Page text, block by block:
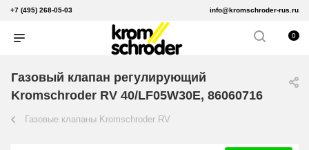
+7 (495) 268-05-03 info@kromschroder-rus.ru
0
Газовый клапан регулирующий
Kromschroder RV 40/LF05W30E, 86060716
Газовые клапаны Kromschroder RV